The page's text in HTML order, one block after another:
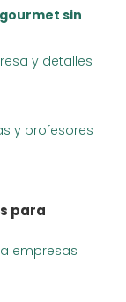
sin
y detalles
y profesores
para
empresas